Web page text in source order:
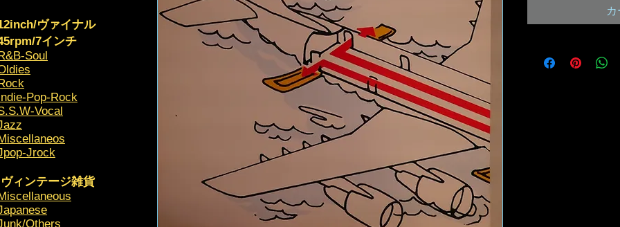
ヴァイナル
7インチ
Soul
Pop-Rock
Vocal
Jrock
ヴィンテージ雑貨
Others